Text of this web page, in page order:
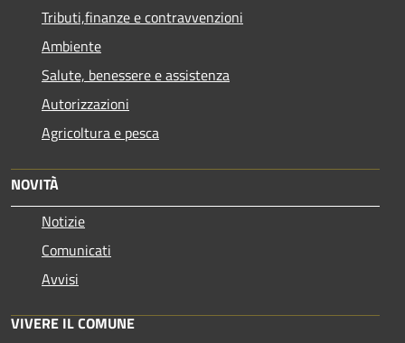
Tributi,finanze e contravvenzioni
Ambiente
Salute, benessere e assistenza
Autorizzazioni
Agricoltura e pesca
NOVITÀ
Notizie
Comunicati
Avvisi
VIVERE IL COMUNE